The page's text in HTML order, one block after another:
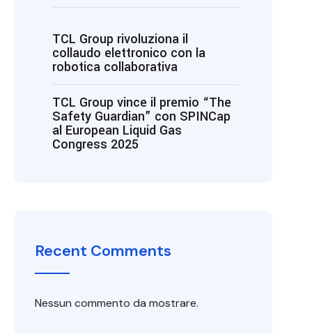
TCL Group rivoluziona il
collaudo elettronico con la
robotica collaborativa
TCL Group vince il premio “The
Safety Guardian” con SPINCap
al European Liquid Gas
Congress 2025
Recent Comments
Nessun commento da mostrare.